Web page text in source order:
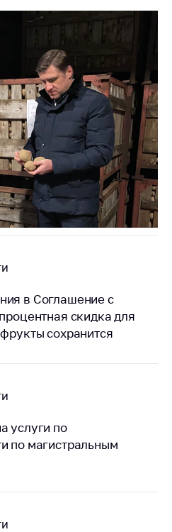
в Соглашение с
скидка для
сохранится
услуги по
по магистральным